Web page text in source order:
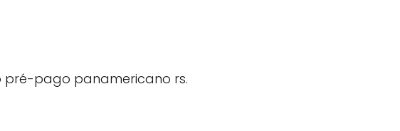
pré-pago panamericano rs.